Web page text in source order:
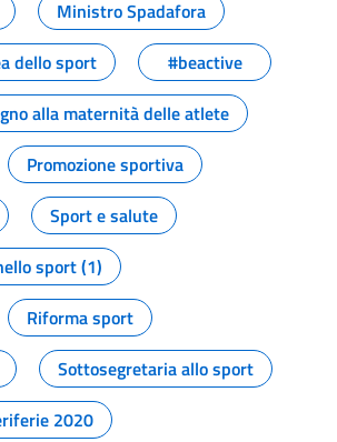
Ministro Spadafora
dello sport
#beactive
alla maternità delle atlete
Promozione sportiva
Sport e salute
sport (1)
Riforma sport
Sottosegretaria allo sport
2020